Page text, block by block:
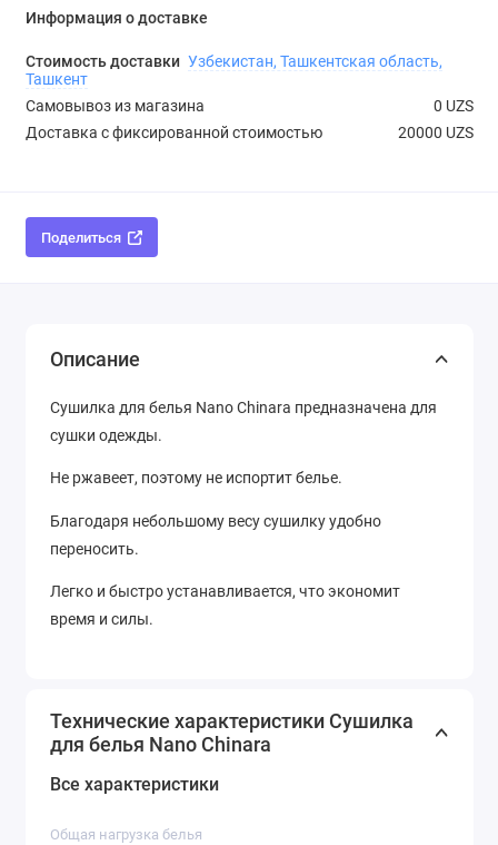
Информация о доставке
Стоимость доставки Узбекистан, Ташкентская область,
Ташкент
Самовывоз из магазина
0 UZS
Доставка с фиксированной стоимостью
20000 UZS
Поделиться
Описание
Сушилка для белья Nano Chinara предназначена для
сушки одежды.
Не ржавеет, поэтому не испортит белье.
Благодаря небольшому весу сушилку удобно
переносить.
Легко и быстро устанавливается, что экономит
время и силы.
Технические характеристики Сушилка
для белья Nano Chinara
Все характеристики
Общая нагрузка белья